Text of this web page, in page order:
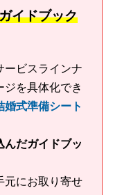
イドブック
ービスラインナ
ジを具体化でき
婚式準備シート
んだガイドブッ
元にお取り寄せ